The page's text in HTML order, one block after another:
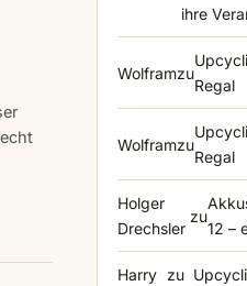
ihre
Wolframzu
Regal
Wolframzu
Regal
Holger
Drechsler
zu
12 –
Harry zu